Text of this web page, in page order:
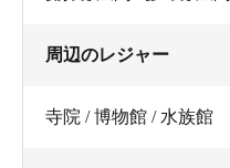
周辺のレジャー
寺院 / 博物館 / 水族館